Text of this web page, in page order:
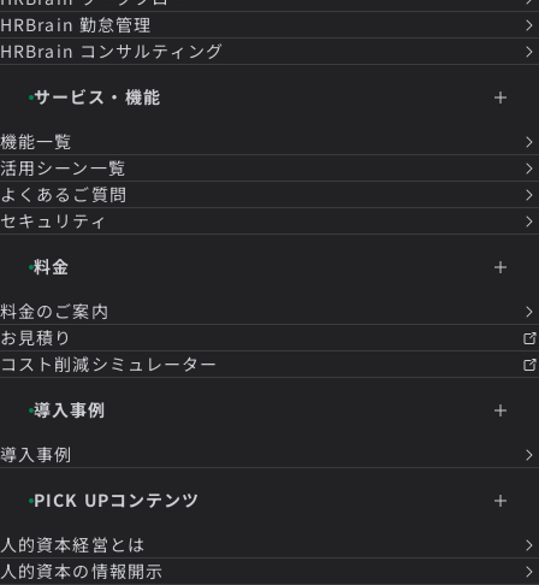
HRBrain 勤怠管理
HRBrain コンサルティング
サービス・機能
機能一覧
活用シーン一覧
よくあるご質問
セキュリティ
料金
料金のご案内
お見積り
コスト削減シミュレーター
導入事例
導入事例
PICK UPコンテンツ
人的資本経営とは
人的資本の情報開示